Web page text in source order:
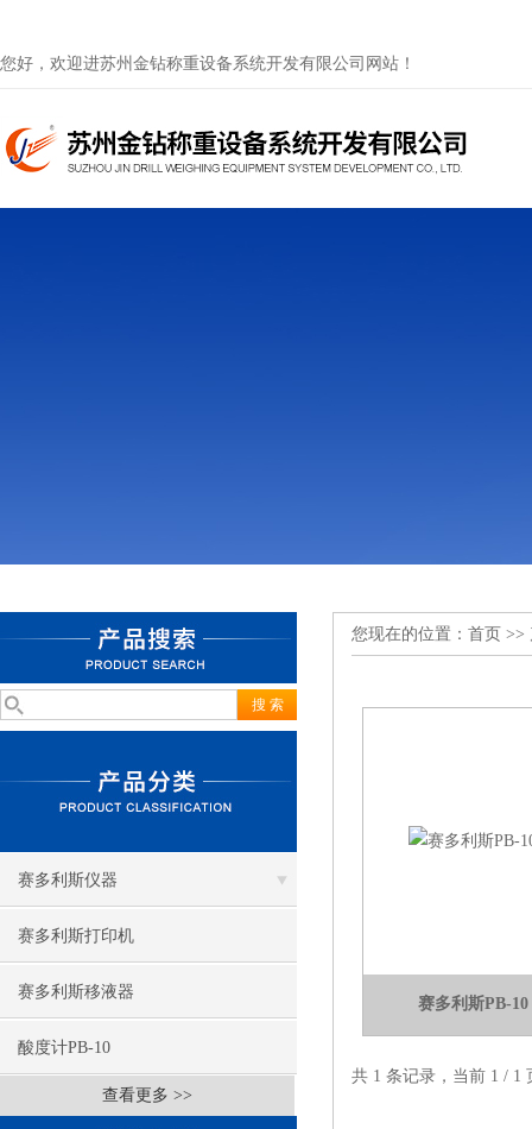
您好，欢迎进苏州金钻称重设备系统开发有限公司网站！
赛多利斯仪器
赛多利斯打印机
赛多利斯移液器
酸度计PB-10
查看更多 >>
您现在的位置： 首页 >>
赛多利斯PB-
共 1 条记录，当前 1 /